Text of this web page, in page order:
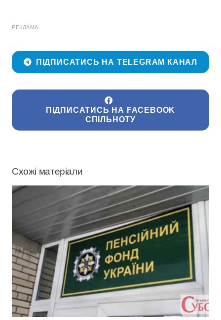
РЕКЛАМА
ПІДПИСАТИСЬ НА TELEGRAM КАНАЛ
ПІДПИСАТИСЬ НА FACEBOOK
СПІЛЬНОТУ
Схожі матеріали